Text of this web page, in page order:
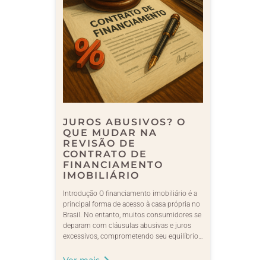
JUROS ABUSIVOS? O
QUE MUDAR NA
REVISÃO DE
CONTRATO DE
FINANCIAMENTO
IMOBILIÁRIO
Introdução O financiamento imobiliário é a
principal forma de acesso à casa própria no
Brasil. No entanto, muitos consumidores se
deparam com cláusulas abusivas e juros
excessivos, comprometendo seu equilíbrio…